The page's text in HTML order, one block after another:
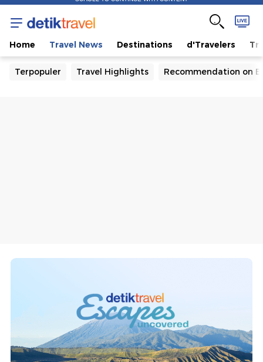
Home Travel News Destinations d'Travelers
Terpopuler Travel Highlights Recommendation on